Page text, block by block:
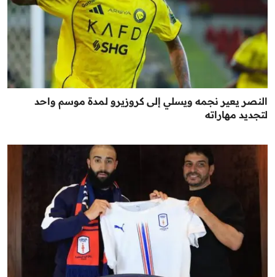
النصر يعير نجمه ويسلي إلى كروزيرو لمدة موسم واحد
لتجديد مهاراته